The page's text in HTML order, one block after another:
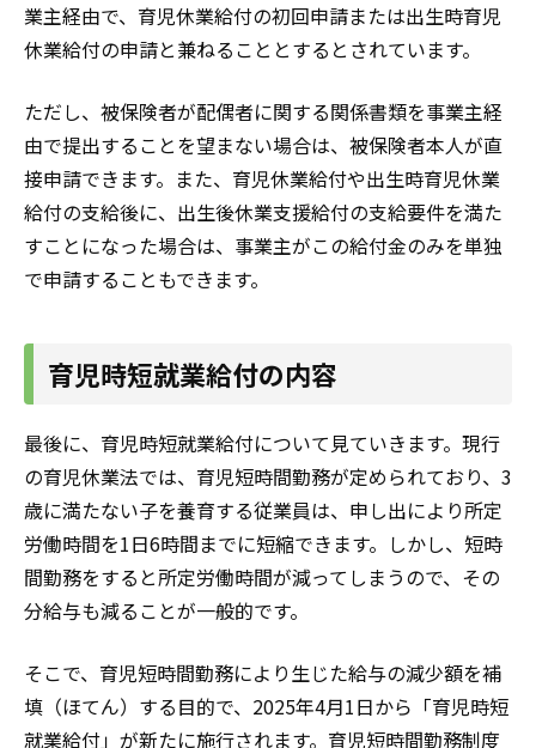
業主経由で、育児休業給付の初回申請または出生時育児
休業給付の申請と兼ねることとするとされています。
ただし、被保険者が配偶者に関する関係書類を事業主経
由で提出することを望まない場合は、被保険者本人が直
接申請できます。また、育児休業給付や出生時育児休業
給付の支給後に、出生後休業支援給付の支給要件を満た
すことになった場合は、事業主がこの給付金のみを単独
で申請することもできます。
育児時短就業給付の内容
最後に、育児時短就業給付について見ていきます。現行
の育児休業法では、育児短時間勤務が定められており、3
歳に満たない子を養育する従業員は、申し出により所定
労働時間を1日6時間までに短縮できます。しかし、短時
間勤務をすると所定労働時間が減ってしまうので、その
分給与も減ることが一般的です。
そこで、育児短時間勤務により生じた給与の減少額を補
填（ほてん）する目的で、2025年4月1日から「育児時短
就業給付」が新たに施行されます。育児短時間勤務制度